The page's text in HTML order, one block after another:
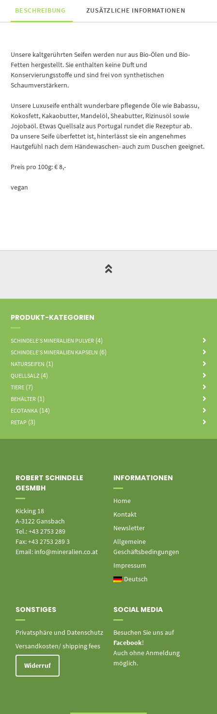
BESCHREIBUNG ZUSÄTZLICHE INFORMATIONEN
Unsere kaltgerührten Seifen werden nur aus Bio-Ölen und Bio-
Fetten hergestellt. Sie enthalten keine Duft und
Konservierungsstoffe und sind frei von synthetischen
Schaumverstärkern.
Unsere Luxuseife enthält wunderbare pflegende Öle wie Babassu,
Kokosfett, Kakaobutter, Mandelöl, Sheabutter, Rizinusöl sowie
Jojobaöl. Etwas Quellsalz aus Portugal rundet die Rezeptur ab.
Da unsere Seife überfettet ist, hinterlässt sie ein angenehmes
Hautgefühl nach dem Händewaschen- auch zum Duschen geeignet.
Preis pro 100g: € 8,-
vegan
PRODUKT-KATEGORIEN
SCHINDELE'S MINERALIEN PULVER (4)
SCHINDELE'S MINERALIEN KAPSELN (6)
NATURSEIFEN (1)
QUELLSALZ (4)
TIERE (7)
BEHÄLTER (1)
ECOTANKA (14)
RETAP (3)
ROBERT SCHINDELE
GESMBH
Kicking 18
A-3122 Gansbach
Tel.: +43 2753 289
Fax: +43 2753 289 3
Email: info@mineralien.co.at
INFORMATIONEN
Home
Kontakt
Newsletter
Allgemeine
Geschäftsbedingungen
Impressum
Deutsch
SONSTIGES
Privatsphäre und Datenschutz
Versandkosten/ shipping fees
Widerruf
SOCIAL MEDIA
Besuchen Sie uns auf
Facebook!
Auch ohne Anmeldung
möglich.